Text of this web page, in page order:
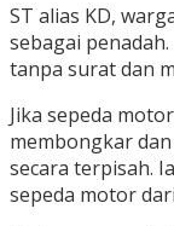
ST alias KD,
sebagai
tanpa surat dan
Jika sepeda
membongkar
secara terpisah.
sepeda motor